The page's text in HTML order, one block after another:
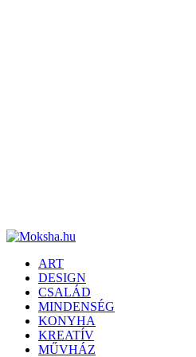
ART
DESIGN
CSALÁD
MINDENSÉG
KONYHA
KREATÍV
MŰVHÁZ